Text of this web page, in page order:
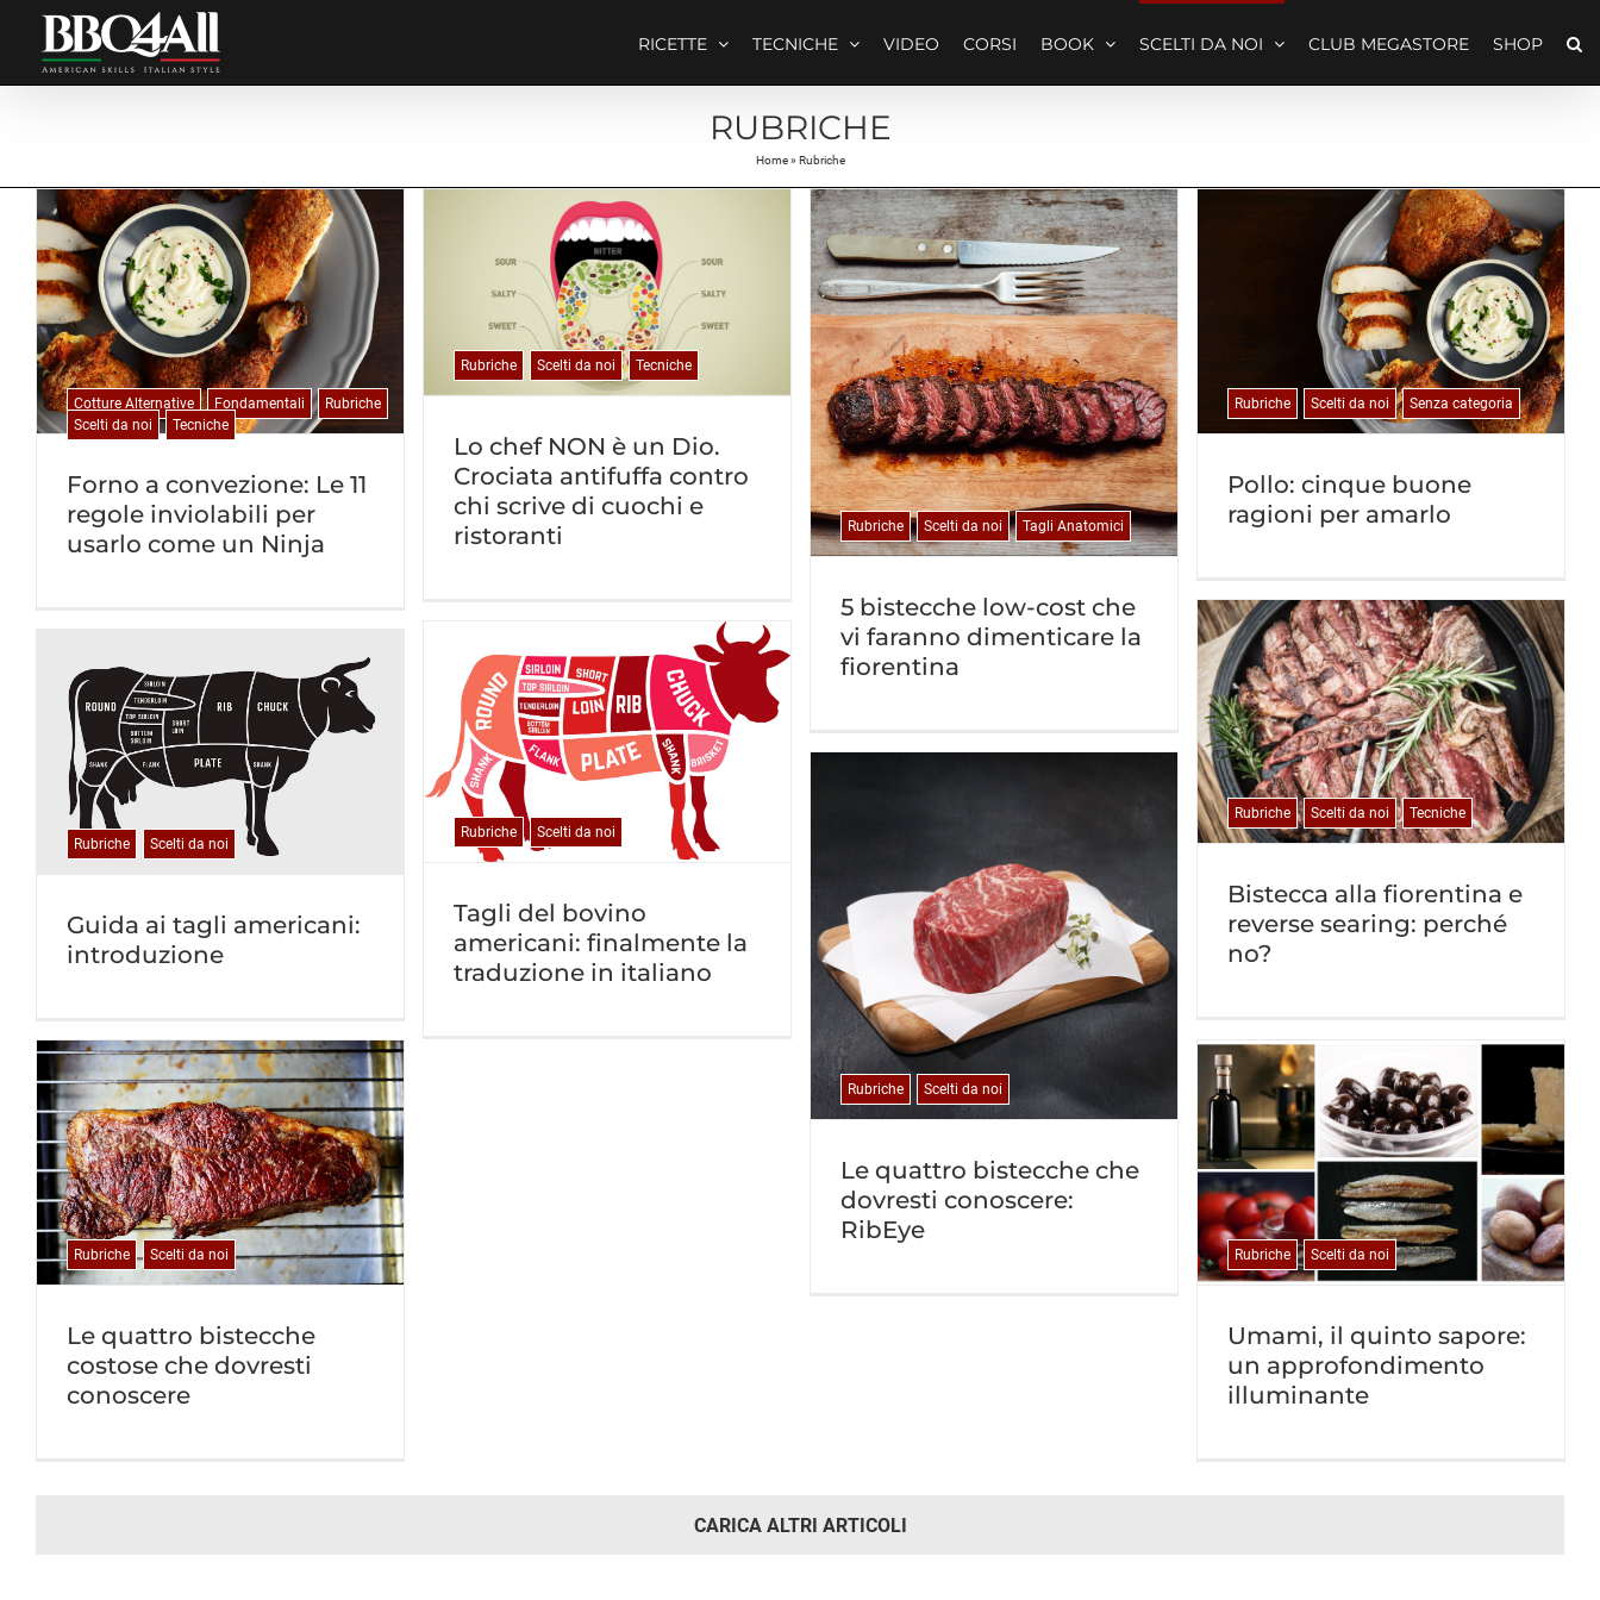
Salta
contenuto
RICETTE TECNICHE VIDEO CORSI BOOK SCELTI DA NOI CLUB MEGASTORE SHOP
RUBRICHE
Home» Rubriche
Forno a convezione: Le 11
regole inviolabili per
usarlo come un Ninja
Cotture Alternative Fondamentali
Rubriche
Scelti da noi
Tecniche
Lo chef NON è un Dio.
Crociata antifuffa contro
chi scrive di cuochi e
ristoranti
Rubriche Scelti da noi Tecniche
5 bistecche low-cost che
vi faranno dimenticare la
fiorentina
Rubriche Scelti da noi Tagli Anatomici
Pollo: cinque buone
ragioni per amarlo
Rubriche Scelti da noi Senza categoria
Bistecca alla fiorentina e
reverse searing: perché
no?
Rubriche Scelti da noi Tecniche
Tagli del bovino
americani: finalmente la
traduzione in italiano
Rubriche Scelti da noi
Guida ai tagli americani:
introduzione
Rubriche Scelti da noi
Le quattro bistecche che
dovresti conoscere:
RibEye
Rubriche Scelti da noi
Le quattro bistecche
costose che dovresti
conoscere
Rubriche Scelti da noi
Umami, il quinto sapore:
un approfondimento
illuminante
Rubriche Scelti da noi
CARICA ALTRI ARTICOLI